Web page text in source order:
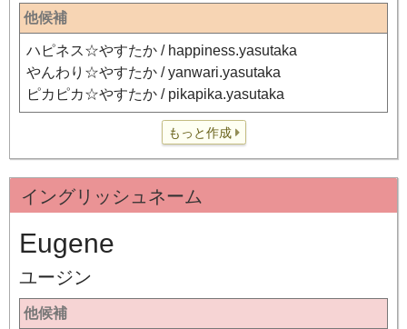
他候補
ハピネス☆やすたか / happiness.yasutaka
やんわり☆やすたか / yanwari.yasutaka
ピカピカ☆やすたか / pikapika.yasutaka
もっと作成
イングリッシュネーム
Eugene
ユージン
他候補